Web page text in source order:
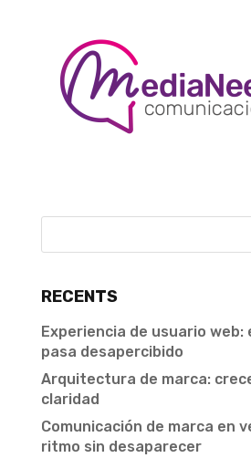
RECENTS
Experiencia de usuario web:
pasa desapercibido
Arquitectura de marca:
claridad
Comunicación de marca en
ritmo sin desaparecer